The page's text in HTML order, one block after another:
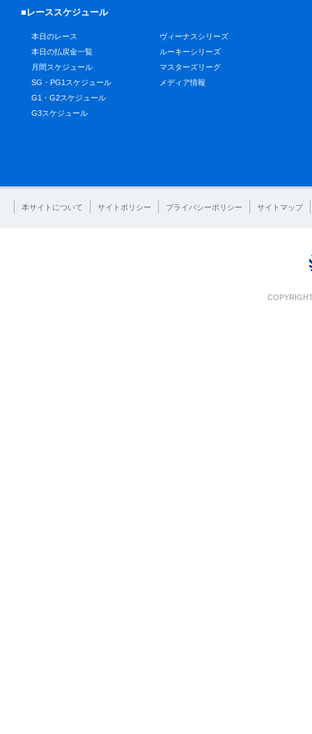
■レーススケジュール
本日のレース
本日の払戻金一覧
月間スケジュール
SG・PG1スケジュール
G1・G2スケジュール
G3スケジュール
ヴィーナスシリーズ
ルーキーシリーズ
マスターズリーグ
メディア情報
本サイトについて サイトポリシー プライバシーポリシー サイトマップ